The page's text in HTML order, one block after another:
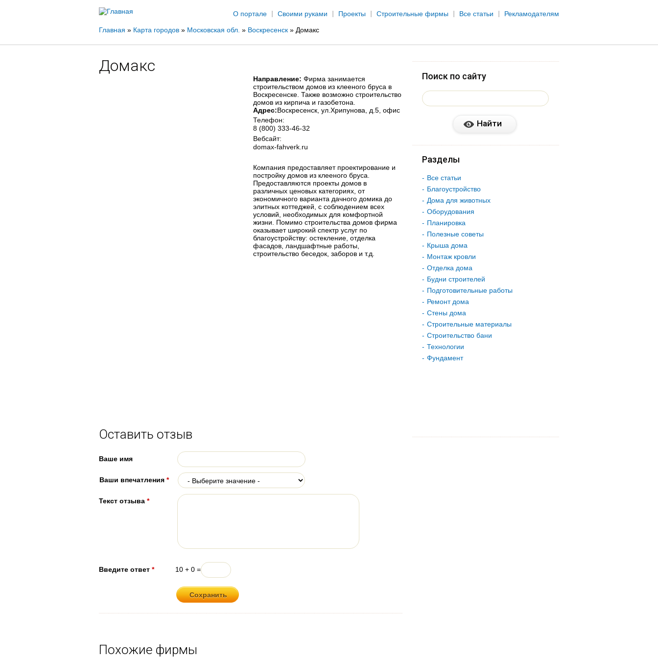
О портале
Своими руками Проекты Строительные фирмы Все статьи Рекламодателям
Вы
здесь
Главная » Карта городов » Московская обл. » Воскресенск » Домакс
Домакс
Направление: Фирма занимается
строительством домов из клееного бруса в
Воскресенске. Также возможно строительство
домов из кирпича и газобетона.
Адрес:Воскресенск , ул.Хрипунова, д.5, офис
Телефон:
8 (800) 333-46-32
Вебсайт:
domax-fahverk.ru
Компания предоставляет проектирование и
постройку домов из клееного бруса.
Предоставляются проекты домов в
различных ценовых категориях, от
экономичного варианта дачного домика до
элитных коттеджей, с соблюдением всех
условий, необходимых для комфортной
жизни. Помимо строительства домов фирма
оказывает широкий спектр услуг по
благоустройству: остекление, отделка
фасадов, ландшафтные работы,
строительство беседок, заборов и т.д.
Оставить отзыв
Ваше имя
Ваши впечатления *
Текст отзыва *
Введите ответ * 10 + 0 =
Похожие фирмы
Поиск по сайту
Разделы
Все статьи
Благоустройство
Дома для животных
Оборудования
Планировка
Полезные советы
Крыша дома
Монтаж кровли
Отделка дома
Будни строителей
Подготовительные работы
Ремонт дома
Стены дома
Строительные материалы
Строительство бани
Технологии
Фундамент